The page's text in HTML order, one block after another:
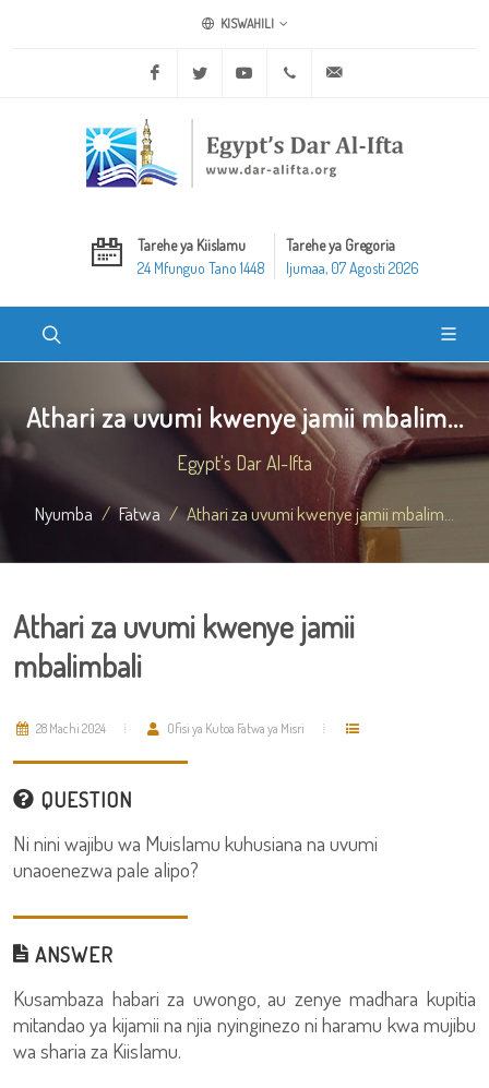
KISWAHILI
Facebook Twitter Youtube +20 2 25970400
Tarehe ya Kiislamu
24 Mfunguo Tano 1448
Tarehe ya Gregoria
Ijumaa, 07 Agosti 2026
Athari za uvumi kwenye jamii mbalim...
Egypt's Dar Al-Ifta
Nyumba Fatwa Athari za uvumi kwenye jamii mbalim...
Athari za uvumi kwenye jamii
mbalimbali
28 Machi 2024 Ofisi ya Kutoa Fatwa ya Misri
QUESTION
Ni nini wajibu wa Muislamu kuhusiana na uvumi
unaoenezwa pale alipo?
ANSWER
Kusambaza habari za uwongo, au zenye madhara kupitia
mitandao ya kijamii na njia nyinginezo ni haramu kwa mujibu
wa sharia za Kiislamu.